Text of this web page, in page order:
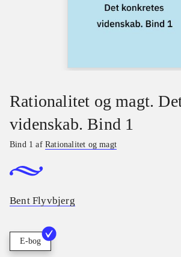
Rationalitet og magt.
videnskab. Bind 1
Bind 1 afRationalitet og magt
Bent Flyvbjerg
E-bog